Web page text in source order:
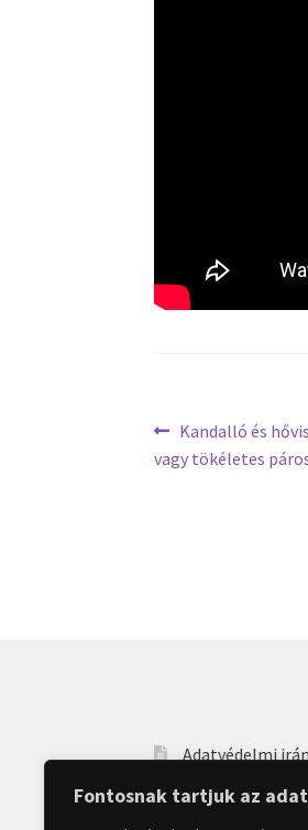
Fontosnak tartjuk az
Bejegyzés
navigáció
Previous
post:
Kandalló és
vagy tökéletes
Adatvédelmi
Kapcsolat &